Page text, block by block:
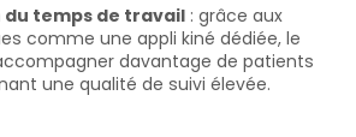
temps de travail : grâce aux
comme une appli kiné dédiée, le
davantage de patients
une qualité de suivi élevée.